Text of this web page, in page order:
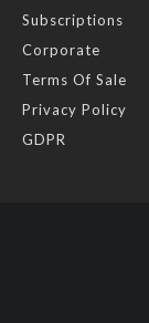
Subscriptions
Corporate
Terms Of Sale
Privacy Policy
GDPR